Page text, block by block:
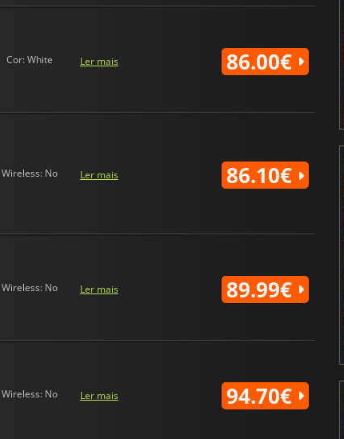
Cor: White Ler mais 86.00€
Wireless: No Ler mais 86.10€
Wireless: No Ler mais 89.99€
Wireless: No Ler mais 94.70€